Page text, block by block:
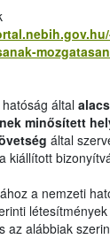
által
minősített
által
kiállított
a nemzeti
az alábbiak